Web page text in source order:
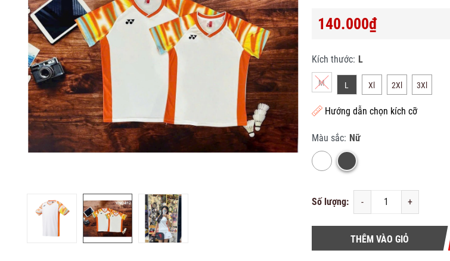
140.000₫
Kích thước: L
M L Xl 2Xl 3Xl
Hướng dẫn chọn kích cỡ
Màu sắc: Nữ
Số lượng: - +
THÊM VÀO GIỎ